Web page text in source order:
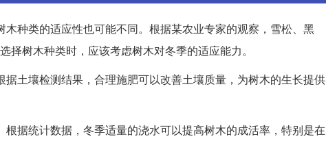
种类的适应性也可能不同。根据某农业专家的观察，雪松、黑
树木种类时，应该考虑树木对冬季的适应能力。
土壤检测结果，合理施肥可以改善土壤质量，为树木的生长提供
据统计数据，冬季适量的浇水可以提高树木的成活率，特别是在